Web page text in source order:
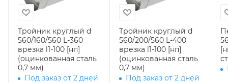
Тройник круглый d
560/160/560 L-360
врезка l1-100 [нп]
(оцинкованная сталь
0,7 мм)
Под заказ от 2 дней
Тройник круглый d
560/200/560 L-400
врезка l1-100 [нп]
(оцинкованная сталь
0,7 мм)
Под заказ от 2 дней